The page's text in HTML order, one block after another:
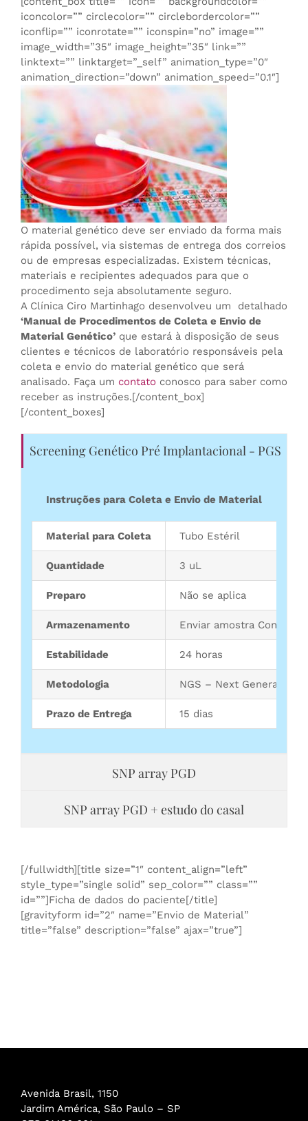
iconcolor=”” circlecolor=”” circlebordercolor=””
iconflip=”” iconrotate=”” iconspin=”no” image=””
image_width=”35″ image_height=”35″ link=””
linktext=”” linktarget=”_self” animation_type=”0″
animation_direction=”down” animation_speed=”0.1″]
O material genético deve ser enviado da forma mais
rápida possível, via sistemas de entrega dos correios
ou de empresas especializadas. Existem técnicas,
materiais e recipientes adequados para que o
procedimento seja absolutamente seguro.
A Clínica Ciro Martinhago desenvolveu um detalhado
‘Manual de Procedimentos de Coleta e Envio de
Material Genético’ que estará à disposição de seus
clientes e técnicos de laboratório responsáveis pela
coleta e envio do material genético que será
analisado. Faça um contato conosco para saber como
receber as instruções.[/content_box]
[/content_boxes]
Screening Genético Pré Implantacional - PGS
Instruções para Coleta e Envio de Material
Material para Coleta Tubo Estéril
Quantidade 3 uL
Preparo Não se aplica
Armazenamento Enviar amostra
Estabilidade 24 horas
Metodologia NGS – Next Generation
Prazo de Entrega 15 dias
SNP array PGD
SNP array PGD + estudo do casal
[/fullwidth][title size=”1″ content_align=”left”
style_type=”single solid” sep_color=”” class=””
id=””]Ficha de dados do paciente[/title]
[gravityform id=”2″ name=”Envio de Material”
title=”false” description=”false” ajax=”true”]
Avenida Brasil, 1150
Jardim América, São Paulo – SP